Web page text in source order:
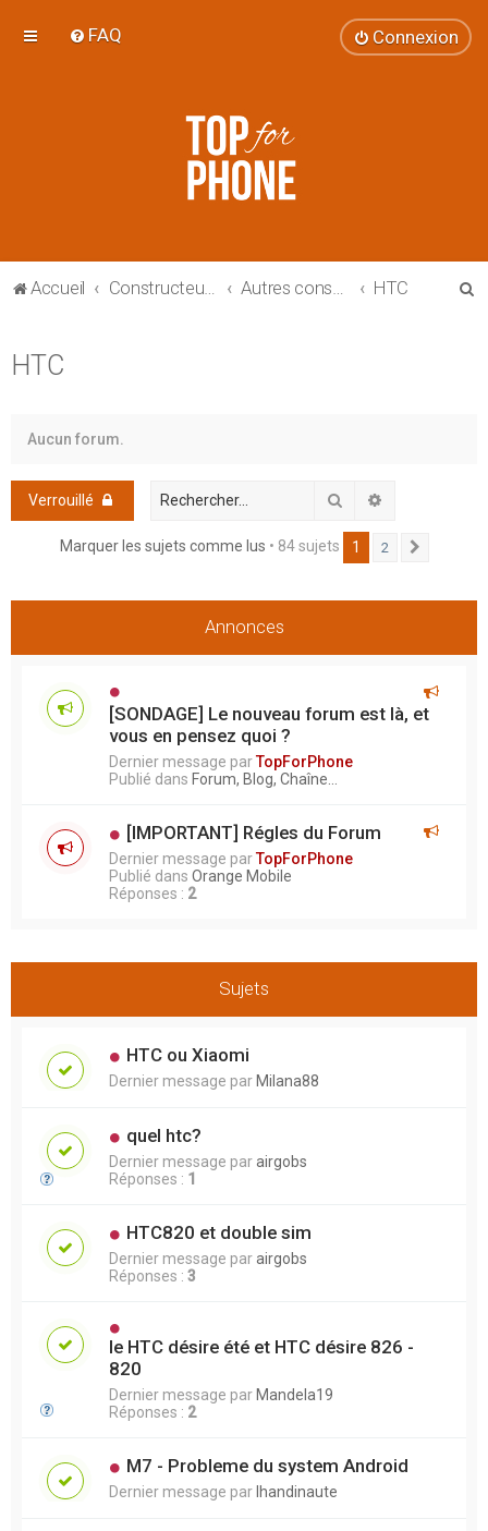
FAQ Connexion
Accueil Constructeurs (smartphones et tablettes) Autres constructeurs HTC
HTC
Aucun forum.
Verrouillé Rechercher
Marquer les sujets comme lus • 84 sujets 1 2
Annonces
[SONDAGE] Le nouveau forum est là, et
vous en pensez quoi ?
Dernier message parTopForPhone
Publié dans Forum, Blog, Chaîne...
[IMPORTANT] Régles du Forum
Dernier message parTopForPhone
Publié dans Orange Mobile
Réponses : 2
Sujets
HTC ou Xiaomi
Dernier message parMilana88
quel htc?
Dernier message parairgobs
Réponses : 1
HTC820 et double sim
Dernier message parairgobs
Réponses : 3
le HTC désire été et HTC désire 826 -
820
Dernier message parMandela19
Réponses : 2
M7 - Probleme du system Android
Dernier message parlhandinaute